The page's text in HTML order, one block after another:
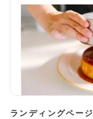
ランディングページ